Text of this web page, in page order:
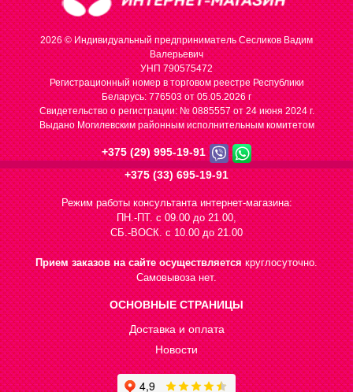
2026 © Индивидуальный предприниматель Сесликов Вадим
Валерьевич
УНП 790575472
Регистрационный номер в торговом реестре Республики
Беларусь: 776503 от 05.05.2026 г
Cвидетельство о регистрации: № 0885557 от 24 июня 2024 г.
Выдано Могилевским районным исполнительным комитетом
+375 (29) 995-19-91
+375 (33) 695-19-91
Режим работы консультанта интернет-магазина:
ПН.-ПТ. с 09.00 до 21.00,
СБ.-ВОСК. с 10.00 до 21.00
Прием заказов на сайте осуществляетсякруглосуточно.
Самовывоза нет.
ОСНОВНЫЕ СТРАНИЦЫ
Доставка и оплата
Новости